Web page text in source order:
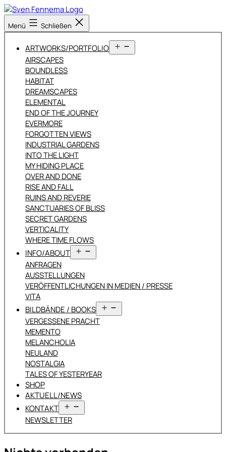
Zum
Inhalt
springen
Sven
Fennema
Menü Schließen
ARTWORKS/PORTFOLIO
öffnen
AIRSCAPES
BOUNDLESS
HABITAT
DREAMSCAPES
ELEMENTAL
END OF THE JOURNEY
EVERMORE
FORGOTTEN VIEWS
INDUSTRIAL GARDENS
INTO THE LIGHT
MY HIDING PLACE
OVER AND DONE
RISE AND FALL
RUINS AND REVERIE
SANCTUARIES OF BLISS
SECRET GARDENS
VERTICALITY
WHERE TIME FLOWS
INFO/ABOUT
öffnen
ANFRAGEN
AUSSTELLUNGEN
VERÖFFENTLICHUNGEN IN MEDIEN / PRESSE
VITA
BILDBÄNDE / BOOKS
öffnen
VERGESSENE PRACHT
MEMENTO
MELANCHOLIA
NEULAND
NOSTALGIA
TALES OF YESTERYEAR
SHOP
AKTUELL/NEWS
KONTAKT
öffnen
NEWSLETTER